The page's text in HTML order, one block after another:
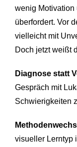
wenig Motivation
überfordert. Vor
vielleicht mit
Doch jetzt weißt
Diagnose statt
Gespräch mit
Schwierigkeiten
visueller Lerntyp